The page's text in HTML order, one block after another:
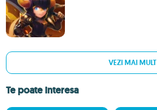
VEZI MAI MULT
Te poate interesa